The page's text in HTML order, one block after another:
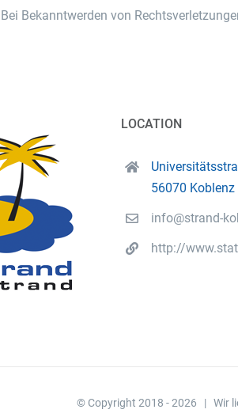
Bekanntwerden von
LOCATION
56070 Koblenz
info@strand-
http://
© Copyright 2018 -2026 | Wir